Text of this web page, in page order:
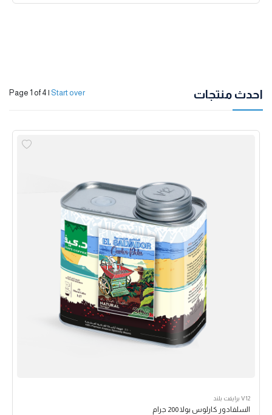
احدث منتجات Page 1 of 4 | Start over
V12 برايفت بلند
السلفادور كارلوس بولا 200 جرام